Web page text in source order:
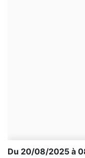
Du 20/08/2025 à